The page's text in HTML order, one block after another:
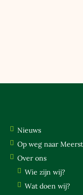
Nieuws
Op weg naar
Over ons
Wie zijn wij?
Wat doen wij?
OP